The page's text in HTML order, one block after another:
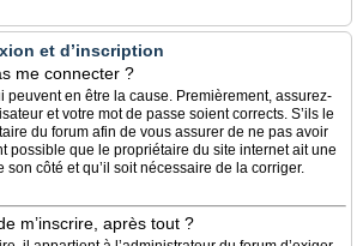
et d’inscription
me connecter ?
peuvent en être la cause. Premièrement, assurez-
et votre mot de passe soient corrects. S’ils le
du forum afin de vous assurer de ne pas avoir
possible que le propriétaire du site internet ait une
côté et qu’il soit nécessaire de la corriger.
m’inscrire, après tout ?